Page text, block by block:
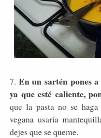
7. En un sartén pones
ya que esté caliente,
que la pasta no se
vegana usaría
dejes que se queme.